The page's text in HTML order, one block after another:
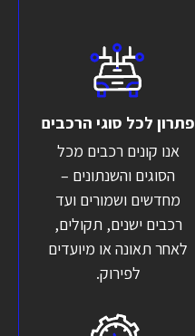
פתרון לכל סוגי הרכבים
אנו קונים רכבים מכל
הסוגים והשנתונים –
מחדשים ושמורים ועד
רכבים ישנים, תקולים,
לאחר תאונה או מיועדים
לפירוק.